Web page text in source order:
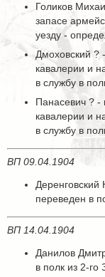
Голиков
запасе
уезду -
Дмоховский ?
кавалерии и
в службу в
Панасевич ? -
кавалерии и
в службу в
ВП 09.04.1904
переведен в
ВП 14.04.1904
Данилов
в полк из 2-го